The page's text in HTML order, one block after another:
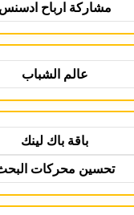
مشاركة ارباح ادسنس
عالم الشباب
باقة باك لينك
تحسين محركات البحث